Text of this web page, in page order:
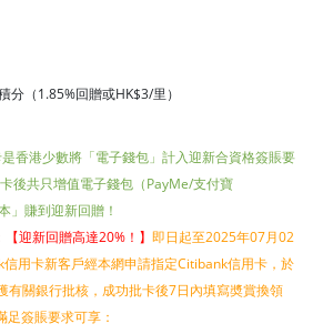
分（1.85%回贈或HK$3/里）
香港少數將「電子錢包」計入迎新合資格簽賬要
後共只增值電子錢包（PayMe/支付寶
」賺到迎新回贈！
【迎新回贈高達20%！ 】 即日起至2025年07月02
用卡新客戶經本網申請指定Citibank信用卡，於
有關銀行批核，成功批卡後7日內填寫奬賞換領
簽賬要求可享：